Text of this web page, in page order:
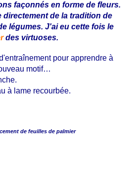
façonnés en forme de fleurs.
de la tradition de
légumes. J'ai eu cette fois le
des virtuoses.
pour apprendre à
motif…
à lame recourbée.
de feuilles de palmier